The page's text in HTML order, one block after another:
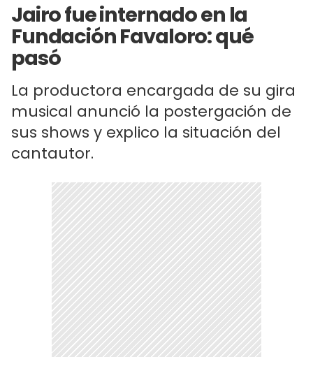
Jairo fue internado en la
Fundación Favaloro: qué
pasó
La productora encargada de su gira
musical anunció la postergación de
sus shows y explico la situación del
cantautor.